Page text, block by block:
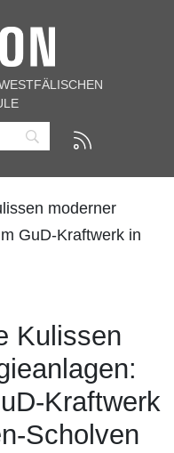
moderner
GuD-Kraftwerk in
Kulissen
Kraftwerk
Scholven